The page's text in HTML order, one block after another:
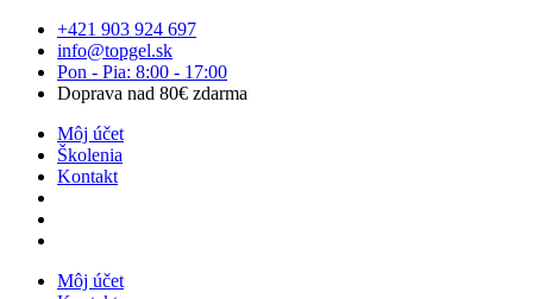
Preskočiť
obsah
+421 903 924 697
info@topgel.sk
Pon - Pia: 8:00 - 17:00
Doprava nad 80€ zdarma
Môj účet
Školenia
Kontakt
Môj účet